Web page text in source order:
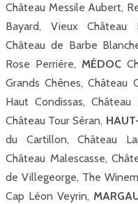
Château Messile Aubert,
Bayard, Vieux Château
Château de Barbe
Rose Perrière,MÉDOC
Grands Chênes, Château
Haut Condissas,
Château Tour Séran,
du Cartillon, Château
Château Malescasse,
de Villegeorge, The
Cap Léon Veyrin,